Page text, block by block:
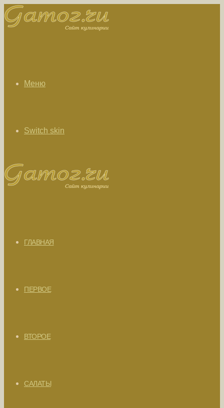
Меню
Switch skin
ГЛАВНАЯ
ПЕРВОЕ
ВТОРОЕ
САЛАТЫ